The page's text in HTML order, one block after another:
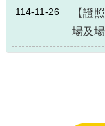
114-11-26
【證
場及